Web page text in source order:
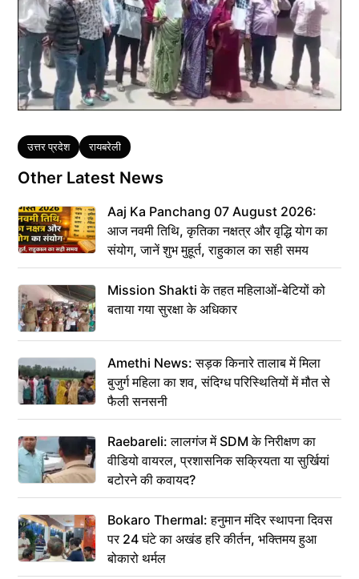
Tags
उत्तर प्रदेश रायबरेली
Other Latest News
Aaj Ka Panchang 07 August 2026:
आज नवमी तिथि, कृतिका नक्षत्र और वृद्धि योग का
संयोग, जानें शुभ मुहूर्त, राहुकाल का सही समय
Mission Shakti के तहत महिलाओं-बेटियों को
बताया गया सुरक्षा के अधिकार
Amethi News: सड़क किनारे तालाब में मिला
बुजुर्ग महिला का शव, संदिग्ध परिस्थितियों में मौत से
फैली सनसनी
Raebareli: लालगंज में SDM के निरीक्षण का
वीडियो वायरल, प्रशासनिक सक्रियता या सुर्खियां
बटोरने की कवायद?
Bokaro Thermal: हनुमान मंदिर स्थापना दिवस
पर 24 घंटे का अखंड हरि कीर्तन, भक्तिमय हुआ
बोकारो थर्मल